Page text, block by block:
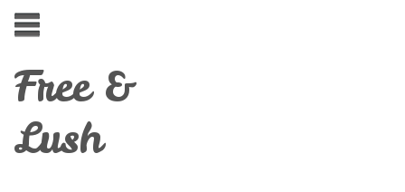
Free &
Lush